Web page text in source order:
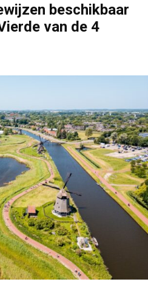
beschikbaar
van de 4